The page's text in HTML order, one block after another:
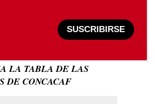
SUSCRIBIRSE
LA TABLA DE LAS
DE CONCACAF